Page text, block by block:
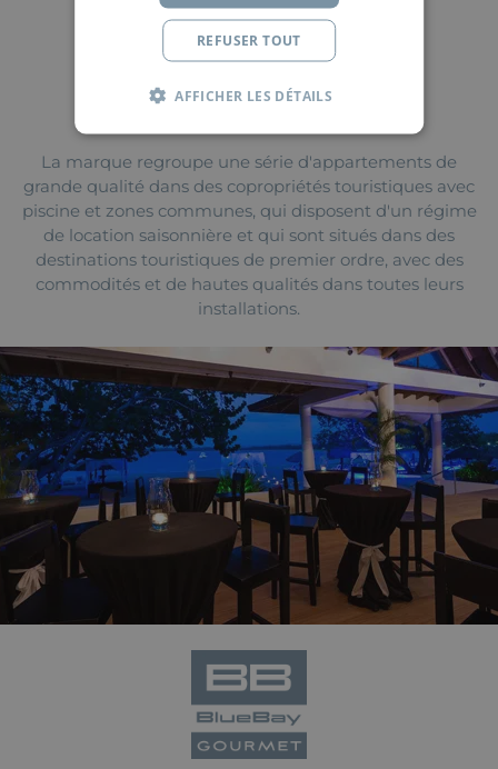
La marque regroupe une série d'appartements de
grande qualité dans des copropriétés touristiques avec
piscine et zones communes, qui disposent d'un régime
de location saisonnière et qui sont situés dans des
destinations touristiques de premier ordre, avec des
commodités et de hautes qualités dans toutes leurs
installations.
REFUSER TOUT
AFFICHER LES DÉTAILS